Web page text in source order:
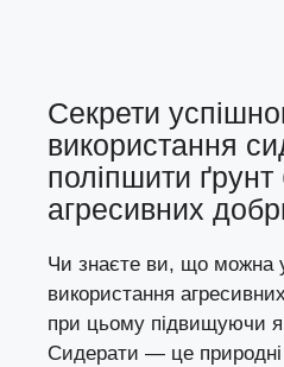
Секрети
використання
поліпшити ґрунт
агресивних
Чи знаєте ви, що можна
використання
при цьому підвищуючи
Сидерати — це природні